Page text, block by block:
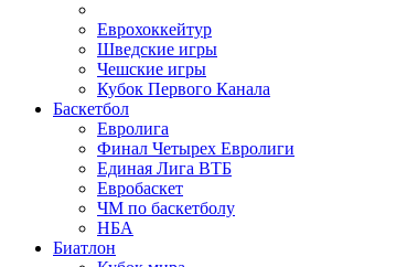
Еврохоккейтур
Шведские игры
Чешские игры
Кубок Первого Канала
Баскетбол
Евролига
Финал Четырех Евролиги
Единая Лига ВТБ
Евробаскет
ЧМ по баскетболу
НБА
Биатлон